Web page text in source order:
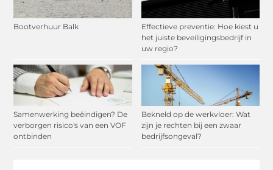
Bootverhuur Balk
Effectieve preventie: Hoe kiest u
het juiste beveiligingsbedrijf in
uw regio?
Samenwerking beëindigen? De
verborgen risico's van een VOF
ontbinden
Bekneld op de werkvloer: Wat
zijn je rechten bij een zwaar
bedrijfsongeval?